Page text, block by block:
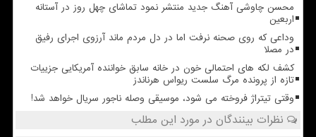
محسن چاوشی آهنگ جدید منتشر نمود تماشای چهل روز در آستانه
اربعین
وداعی که روی صحنه نرفت اما در دل مردم ماند آرزوی اجرای رفیق
در مصلا
کشف لکه های احتمالی خون در خانه سابق خواننده آمریکایی جزییات
تازه از پرونده مرگ سلست ریواس هرناندز
وقتی تیتراژ فروخته می شود، موسیقی وصله ناجور سریال خواهد شد!
نظرات بینندگان در مورد این مطلب